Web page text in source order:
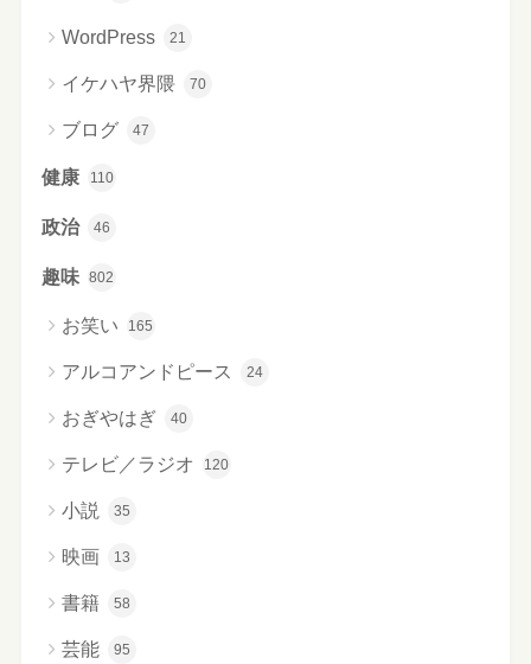
WordPress 21
イケハヤ界隈 70
ブログ 47
健康 110
政治 46
趣味 802
お笑い 165
アルコアンドピース 24
おぎやはぎ 40
テレビ／ラジオ 120
小説 35
映画 13
書籍 58
芸能 95